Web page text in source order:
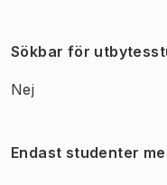
Sökbar för
Nej
Endast studenter